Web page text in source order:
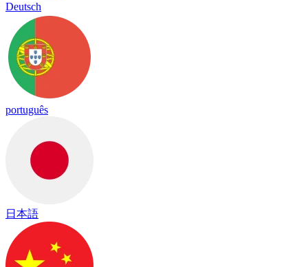
Deutsch
português
日本語